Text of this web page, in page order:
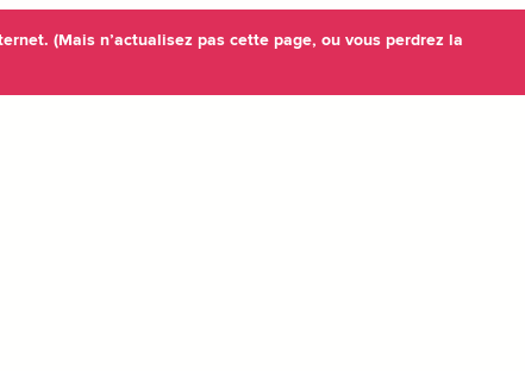
(Mais n’actualisez pas cette page, ou vous perdrez la